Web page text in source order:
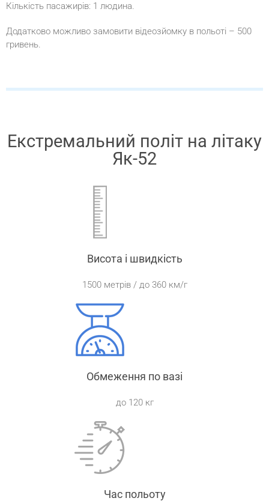
Кількість пасажирів: 1 людина.
Додатково можливо замовити відеозйомку в польоті – 500
гривень.
Екстремальний політ на літаку
Як-52
Висота і швидкість
1500 метрів / до 360 км/г
Обмеження по вазі
до 120 кг
Час польоту